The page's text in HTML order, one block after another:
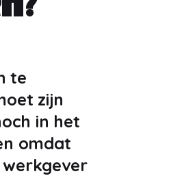
te
zijn
in het
omdat